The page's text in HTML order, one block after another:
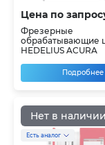
Цена по
Фрезерные
обрабатывающие
HEDELIUS ACURA
Подробнее
Нет в наличии
Есть аналог